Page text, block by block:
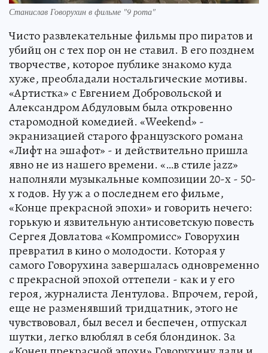
Станислав Говорухин в фильме "9 рота"
Чисто развлекательные фильмы про пиратов и
убийц он с тех пор он не ставил. В его позднем
творчестве, которое публике знакомо куда
хуже, преобладали ностальгические мотивы.
«Артистка» с Евгением Добровольской и
Александром Абдуловым была откровенно
старомодной комедией. «Weekend» -
экранизацией старого французского романа
«Лифт на эшафот» - и действительно пришла
явно не из нашего времени. «…в стиле jazz»
наполняли музыкальные композиции 20-х - 50-
х годов. Ну уж а о последнем его фильме,
«Конце прекрасной эпохи» и говорить нечего:
горькую и язвительную антисоветскую повесть
Сергея Довлатова «Компромисс» Говорухин
превратил в кино о молодости. Которая у
самого Говорухина завершалась одновременно
с прекрасной эпохой оттепели - как и у его
героя, журналиста Лентулова. Впрочем, герой,
еще не разменявший тридцатник, этого не
чувствововал, был весел и беспечен, отпускал
шутки, легко влюблял в себя блондинок. За